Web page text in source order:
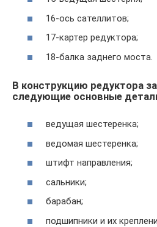
16-ось сателлитов;
17-картер редуктора;
18-балка заднего моста.
В конструкцию редуктора
следующие основные
ведущая шестеренка;
ведомая шестеренка;
штифт направления;
сальники;
барабан;
подшипники и их